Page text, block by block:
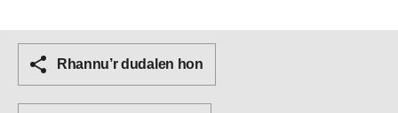
Rhannu’r dudalen hon